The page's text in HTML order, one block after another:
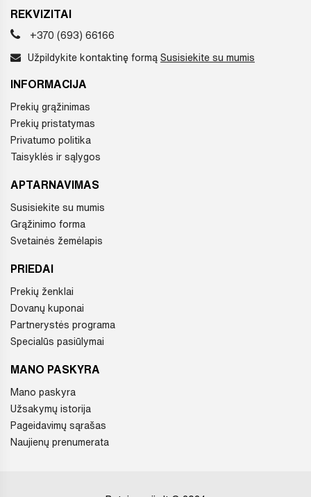
REKVIZITAI
+370 (693) 66166
Užpildykite kontaktinę formą Susisiekite su mumis
INFORMACIJA
Prekių grąžinimas
Prekių pristatymas
Privatumo politika
Taisyklės ir sąlygos
APTARNAVIMAS
Susisiekite su mumis
Grąžinimo forma
Svetainės žemėlapis
PRIEDAI
Prekių ženklai
Dovanų kuponai
Partnerystės programa
Specialūs pasiūlymai
MANO PASKYRA
Mano paskyra
Užsakymų istorija
Pageidavimų sąrašas
Naujienų prenumerata